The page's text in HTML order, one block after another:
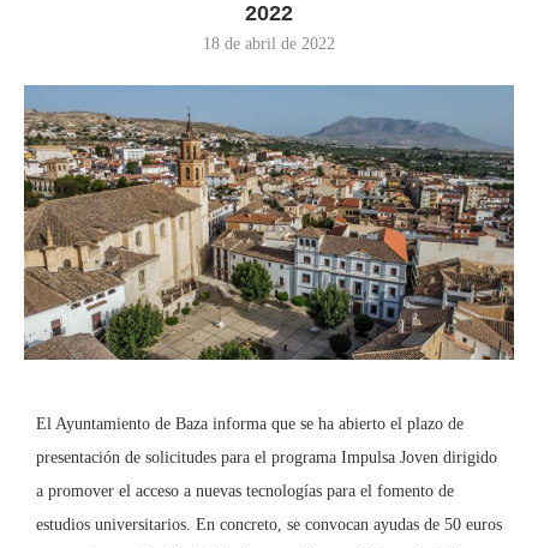
2022
18 de abril de 2022
El Ayuntamiento de Baza informa que se ha abierto el plazo de
presentación de solicitudes para el programa Impulsa Joven dirigido
a promover el acceso a nuevas tecnologías para el fomento de
estudios universitarios. En concreto, se convocan ayudas de 50 euros